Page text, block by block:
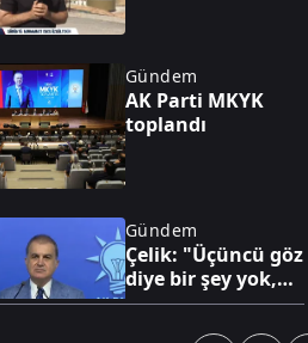
Gündem
AK Parti MKYK
toplandı
Gündem
Çelik: "Üçüncü göz
diye bir şey yok,
sadece milli göz